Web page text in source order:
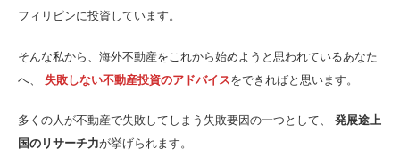
フィリピンに投資しています。
そんな私から、海外不動産をこれから始めようと思われているあなた
へ、 失敗しない不動産投資のアドバイスをできればと思います。
多くの人が不動産で失敗してしまう失敗要因の一つとして、 発展途上
国のリサーチ力が挙げられます。